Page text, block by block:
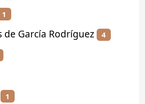
1
de García Rodríguez 4
1